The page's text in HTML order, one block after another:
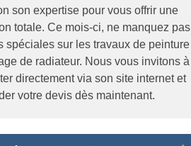
son expertise pour vous offrir une
totale. Ce mois-ci, ne manquez pas
spéciales sur les travaux de peinture
de radiateur. Nous vous invitons à
directement via son site internet et
votre devis dès maintenant.